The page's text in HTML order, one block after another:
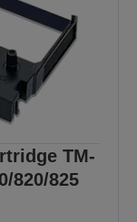
TM-
820/825